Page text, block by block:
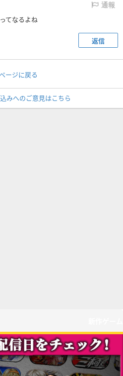
通報
てなるよね
返信
ージに戻る
みへのご意見はこちら